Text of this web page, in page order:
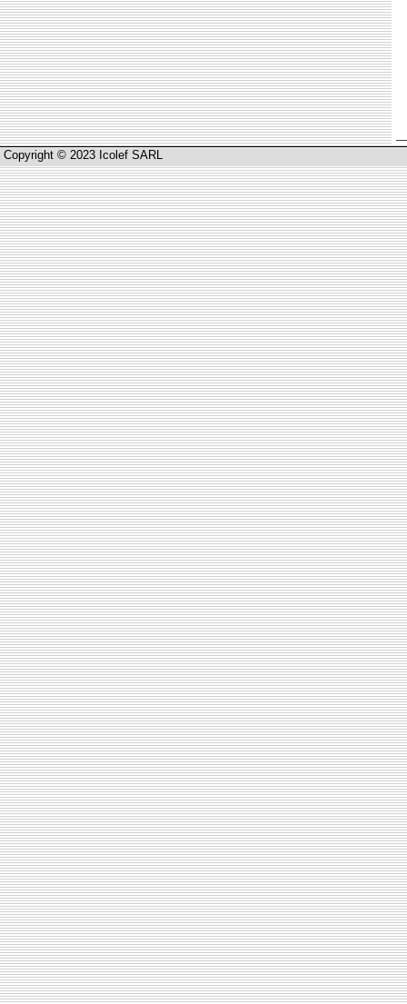
Copyright © 2023 Icolef SARL